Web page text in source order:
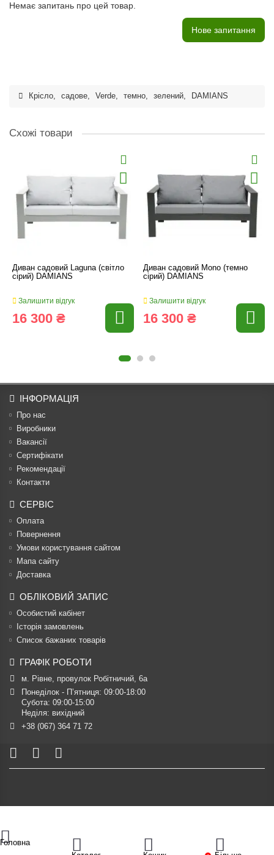
Немає запитань про цей товар.
Нове запитання
Крісло, садове, Verde, темно, зелений, DAMIANS
Схожі товари
Диван садовий Laguna (світло
сірий) DAMIANS
Залишити відгук
16 300 ₴
Диван садовий Mono (темно
сірий) DAMIANS
Залишити відгук
16 300 ₴
ІНФОРМАЦІЯ
Про нас
Виробники
Вакансії
Сертифікати
Рекомендації
Контакти
СЕРВІС
Оплата
Повернення
Умови користування сайтом
Мапа сайту
Доставка
ОБЛІКОВИЙ ЗАПИС
Особистий кабінет
Історія замовлень
Список бажаних товарів
ГРАФІК РОБОТИ
м. Рівне, провулок Робітничий, 6а
Понеділок - П’ятниця: 09:00-18:00
Субота: 09:00-15:00
Неділя: вихідний
+38 (067) 364 71 72
Головна